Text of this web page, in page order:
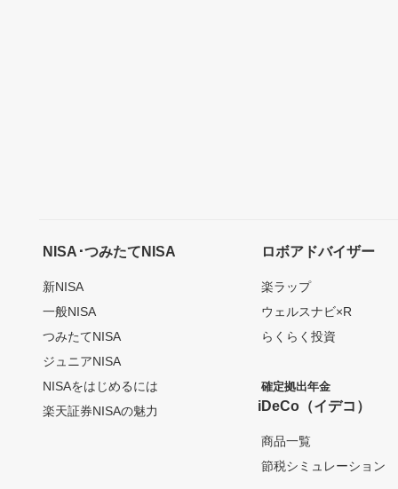
NISA･つみたてNISA
新NISA
一般NISA
つみたてNISA
ジュニアNISA
NISAをはじめるには
楽天証券NISAの魅力
ロボアドバイザー
楽ラップ
ウェルスナビ×R
らくらく投資
確定拠出年金
iDeCo（イデコ）
商品一覧
節税シミュレーション